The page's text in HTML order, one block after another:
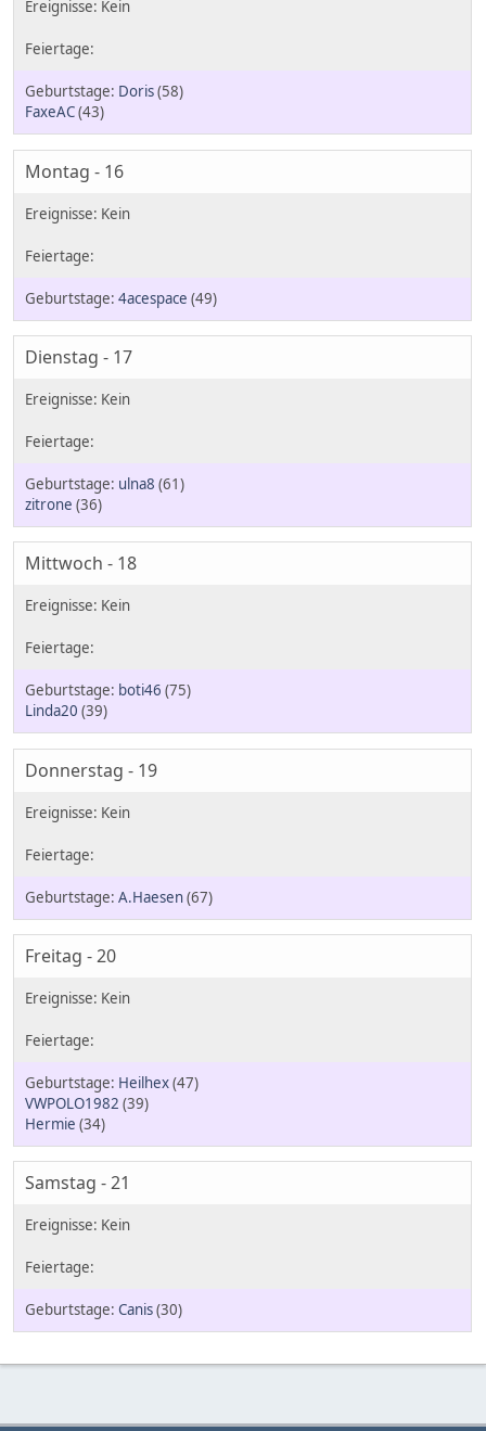
Doris(58)
FaxeAC(43)
Montag - 16
4acespace (49)
Dienstag - 17
ulna8 (61)
zitrone (36)
Mittwoch - 18
boti46 (75)
Linda20 (39)
Donnerstag - 19
A.Haesen(67)
Freitag - 20
Heilhex(47)
VWPOLO1982 (39)
Hermie (34)
Samstag - 21
Canis(30)